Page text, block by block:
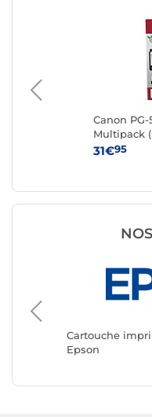
Canon PG-
Multipack
31€95
Cartouche
Epson